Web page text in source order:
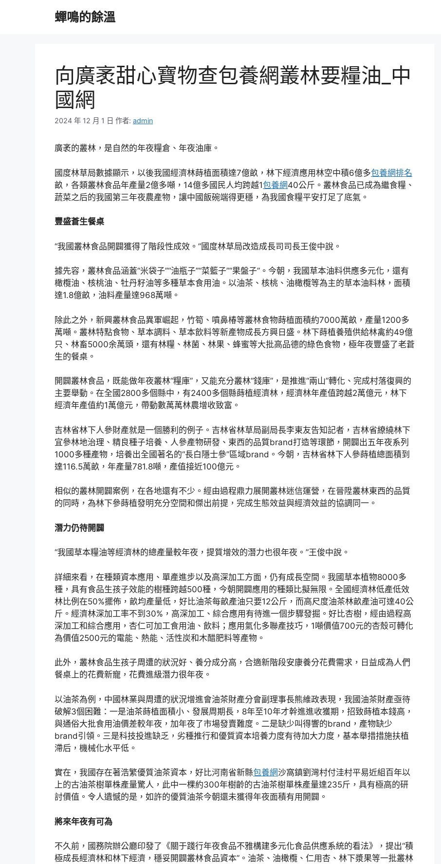
蟬鳴的餘溫
向廣袤甜心寶物查包養網叢林要糧油_中
國網
2024 年 12 月 1 日 作者: admin
廣袤的叢林，是自然的年夜糧倉、年夜油庫。
國度林草局數據顯示，以後我國經濟林蒔植面積達7億畝，林下經濟應用林空中積6億多包養網排名
畝，各類叢林食品年產量2億多噸，14億多國民人均跨越1包養網40公斤。叢林食品已成為繼食糧、
蔬菜之后的我國第三年夜農產物，讓中國飯碗端得更穩，為我國食糧平安打足了底氣。
豐盛蒼生餐桌
“我國叢林食品開闢獲得了階段性成效。”國度林草局改造成長司司長王俊中說。
據先容，叢林食品涵蓋“米袋子”“油瓶子”“菜籃子”“果盤子”。今朝，我國草本油料供應多元化，還有
橄欖油、核桃油、牡丹籽油等多種草本食用油。以油茶、核桃、油橄欖等為主的草本油料林，面積
達1.8億畝，油料產量達968萬噸。
除此之外，新興叢林食品異軍崛起，竹筍、噴鼻椿等叢林食物蒔植面積約7000萬畝，產量1200多
萬噸。叢林特點食物、草本調料、草本飲料等新產物成長方興日盛。林下蒔植養殖供給林禽約49億
只、林畜5000余萬頭，還有林糧、林菌、林果、蜂蜜等大批高品德的綠色食物，極年夜豐盛了老蒼
生的餐桌。
開闢叢林食品，既能做年夜叢林“糧庫”，又能充分叢林“錢庫”，是推進“兩山”轉化、完成村落復興的
主要舉動。在全國2800多個縣中，有2400多個縣蒔植經濟林，經濟林年產值跨越2萬億元，林下
經濟年產值約1萬億元，帶動數萬萬林農增收致富。
吉林省林下人參財產就是一個勝利的例子。吉林省林草局副局長李東友告知記者，吉林省繚繞林下
宜參林地治理、精良種子培養、人參產物研發、東西的品質brand打造等環節，開闢出五年夜系列
1000多種產物，培養出全國著名的“長白隱士參”區域brand。今朝，吉林省林下人參蒔植總面積到
達116.5萬畝，年產量781.8噸，產值接近100億元。
相似的叢林開闢案例，在各地還有不少。經由過程鼎力展開叢林迷信運營，在晉陞叢林東西的品質
的同時，為林下參蒔植發明充分空間和傑出前提，完成生態效益與經濟效益的協調同一。
潛力仍待開闢
“我國草本糧油等經濟林的總產量較年夜，提質增效的潛力也很年夜。”王俊中說。
詳細來看，在種類資本應用、單產進步以及高深加工方面，仍有成長空間。我國草本植物8000多
種，具有食品生孩子效能的樹種跨越500種，今朝開闢應用的種類比擬無限。全國經濟林低產低效
林比例在50%擺佈，畝均產量低，好比油茶每畝產油只要12公斤，而高尺度油茶林畝產油可達40公
斤。經濟林深加工率不到30%，高深加工、綜合應用有待進一個步驟發掘。好比杏樹，經由過程高
深加工和綜合應用，杏仁可加工食用油、飲料；應用氣化多聯產技巧，1噸價值700元的杏殼可轉化
為價值2500元的電能、熱能、活性炭和木醋肥料等產物。
此外，叢林食品生孩子周遭的狀況好、養分成分高，合適新階段安康養分花費需求，日益成為人們
餐桌上的花費新寵，花費進級潛力很年夜。
以油茶為例，中國林業與周遭的狀況增進會油茶財產分會副理事長熊維政表現，我國油茶財產亟待
破解3個困難：一是油茶蒔植面積小、發展周期長，8年至10年才幹進進收獲期，招致蒔植本錢高，
與通俗大批食用油價差較年夜，加年夜了市場發賣難度。二是缺少叫得響的brand，產物缺少
brand引領。三是科技投進缺乏，劣種推行和優質資本培養力度有待加大力度，基本舉措措施扶植
滯后，機械化水平低。
實在，我國存在著浩繁優質油茶資本，好比河南省新縣包養網沙窩鎮劉灣村付洼村平易近組百年以
上的古油茶樹單株產量驚人，此中一棵約300年樹齡的古油茶樹單株產量達235斤，具有極高的研
討價值。令人遺憾的是，如許的優質油茶今朝還未獲得年夜面積有用開闢。
將來年夜有可為
不久前，國務院辦公廳印發了《關于踐行年夜食品不雅構建多元化食品供應系統的看法》，提出“積
極成長經濟林和林下經濟，穩妥開闢叢林食品資本”。油茶、油橄欖、仁用杏、林下漿果等一批叢林